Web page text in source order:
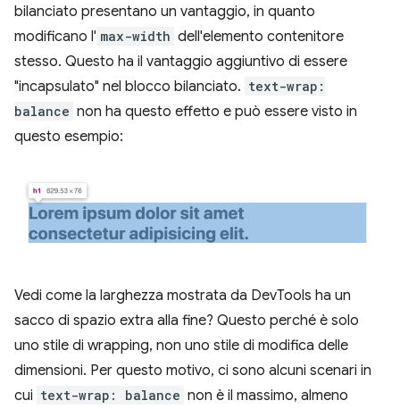
bilanciato presentano un vantaggio, in quanto
modificano l' max-width dell'elemento contenitore
stesso. Questo ha il vantaggio aggiuntivo di essere
"incapsulato" nel blocco bilanciato. text-wrap:
balance non ha questo effetto e può essere visto in
questo esempio:
Vedi come la larghezza mostrata da DevTools ha un
sacco di spazio extra alla fine? Questo perché è solo
uno stile di wrapping, non uno stile di modifica delle
dimensioni. Per questo motivo, ci sono alcuni scenari in
cui text-wrap: balance non è il massimo, almeno